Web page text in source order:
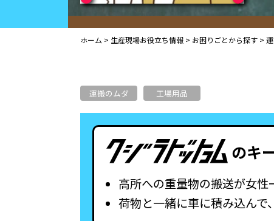
ホーム > 生産現場お役立ち情報 > お困りごとから探す >
運搬のムダ 工場用品
のキ
高所への重量物の搬送が女性
荷物と一緒に車に積み込んで